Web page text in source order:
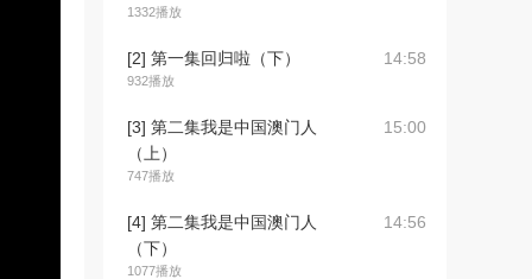
1332播放
[2] 第一集回归啦（下）
932播放
14:58
[3] 第二集我是中国澳门人
（上）
747播放
15:00
[4] 第二集我是中国澳门人
（下）
1077播放
14:56